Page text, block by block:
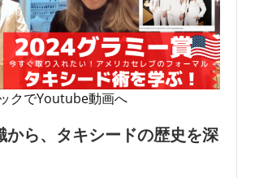
クでYoutube動画へ
から、タキシードの歴史を深